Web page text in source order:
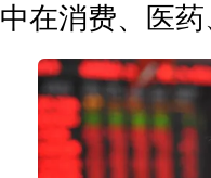
中在消费、医药